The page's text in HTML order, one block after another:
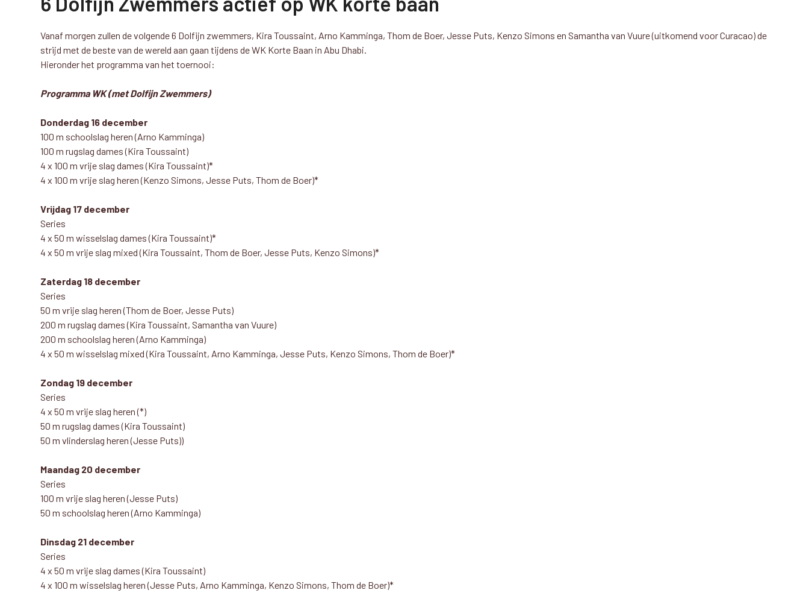
Vanaf morgen zullen de volgende 6 Dolfijn zwemmers, Kira Toussaint, Arno Kamminga, Thom de Boer, Jesse Puts, Kenzo Simons en Samantha van Vuure (uitkomend voor Curacao) de
strijd met de beste van de wereld aan gaan tijdens de WK Korte Baan in Abu Dhabi.
Hieronder het programma van het toernooi:
Programma WK (met Dolfijn Zwemmers)
Donderdag 16 december
100 m schoolslag heren (Arno Kamminga)
100 m rugslag dames (Kira Toussaint)
4 x 100 m vrije slag dames (Kira Toussaint)*
4 x 100 m vrije slag heren (Kenzo Simons, Jesse Puts, Thom de Boer)*
Vrijdag 17 december
Series
4 x 50 m wisselslag dames (Kira Toussaint)*
4 x 50 m vrije slag mixed (Kira Toussaint, Thom de Boer, Jesse Puts, Kenzo Simons)*
Zaterdag 18 december
Series
50 m vrije slag heren (Thom de Boer, Jesse Puts)
200 m rugslag dames (Kira Toussaint, Samantha van Vuure)
200 m schoolslag heren (Arno Kamminga)
4 x 50 m wisselslag mixed (Kira Toussaint, Arno Kamminga, Jesse Puts, Kenzo Simons, Thom de Boer)*
Zondag 19 december
Series
4 x 50 m vrije slag heren (*)
50 m rugslag dames (Kira Toussaint)
50 m vlinderslag heren (Jesse Puts))
Maandag 20 december
Series
100 m vrije slag heren (Jesse Puts)
50 m schoolslag heren (Arno Kamminga)
Dinsdag 21 december
Series
4 x 50 m vrije slag dames (Kira Toussaint)
4 x 100 m wisselslag heren (Jesse Puts, Arno Kamminga, Kenzo Simons, Thom de Boer)*